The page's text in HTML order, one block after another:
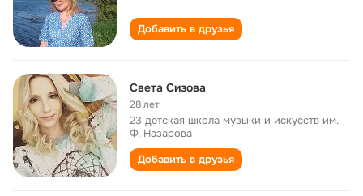
Добавить в друзья
Света Сизова
28 лет
23 детская школа музыки и искусств им.
Ф. Назарова
Добавить в друзья